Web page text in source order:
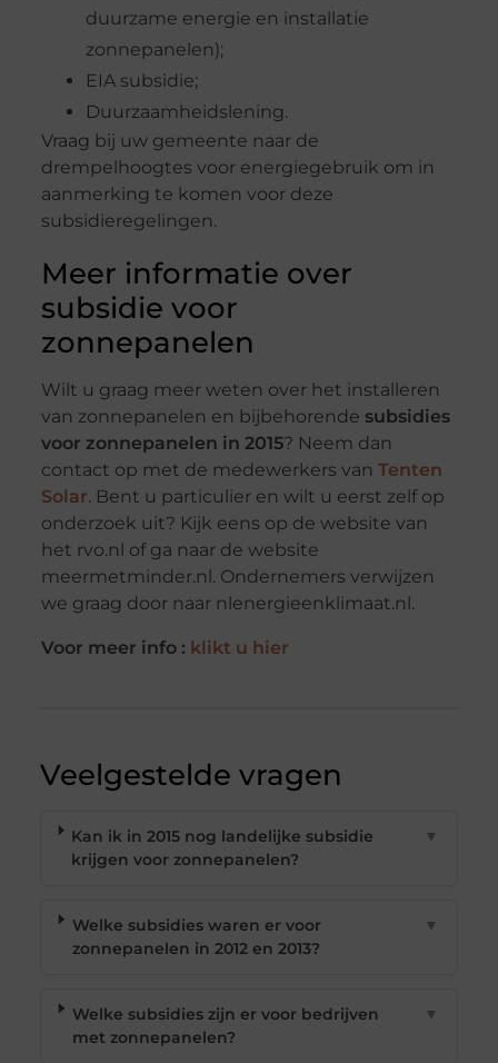
duurzame energie en installatie
zonnepanelen);
EIA subsidie;
Duurzaamheidslening.
Vraag bij uw gemeente naar de
drempelhoogtes voor energiegebruik om in
aanmerking te komen voor deze
subsidieregelingen.
Meer informatie over
subsidie voor
zonnepanelen
Wilt u graag meer weten over het installeren
van zonnepanelen en bijbehorende subsidies
voor zonnepanelen in 2015? Neem dan
contact op met de medewerkers van Tenten
Solar. Bent u particulier en wilt u eerst zelf op
onderzoek uit? Kijk eens op de website van
het rvo.nl of ga naar de website
meermetminder.nl. Ondernemers verwijzen
we graag door naar nlenergieenklimaat.nl.
Voor meer info : klikt u hier
Veelgestelde vragen
Kan ik in 2015 nog landelijke subsidie
krijgen voor zonnepanelen?
▼
Welke subsidies waren er voor
zonnepanelen in 2012 en 2013?
▼
Welke subsidies zijn er voor bedrijven
met zonnepanelen?
▼